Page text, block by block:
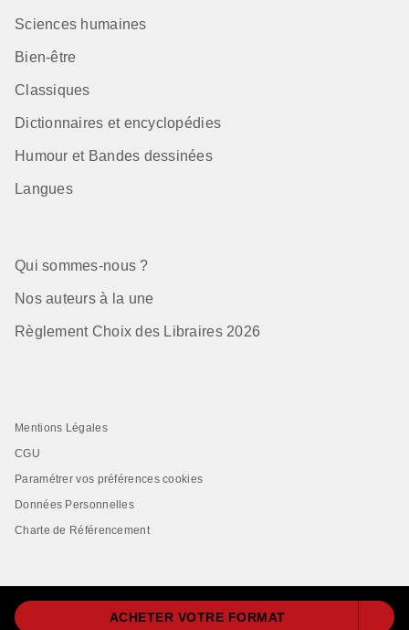
ACHETER VOTRE FORMAT
Sciences humaines
Bien-être
Classiques
Dictionnaires et encyclopédies
Humour et Bandes dessinées
Langues
Qui sommes-nous ?
Nos auteurs à la une
Règlement Choix des Libraires 2026
Mentions Légales
CGU
Paramétrer vos préférences cookies
Données Personnelles
Charte de Référencement